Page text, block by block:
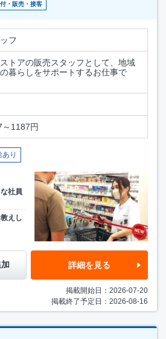
・販売・接客
フ
ストアの販売スタッフとして、地域
暮らしをサポートするお仕事で
1187円
あり
社員
えし
詳細を見る
掲載開始日：2026-07-20
掲載終了予定日：2026-08-16